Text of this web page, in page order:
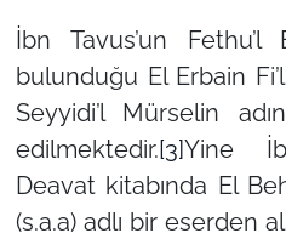
İbn Tavus’un Fethu’l
bulunduğu El Erbain
Seyyidi’l Mürselin
edilmektedir.[3]Yine
Deavat kitabında El
(s.a.a) adlı bir eserden